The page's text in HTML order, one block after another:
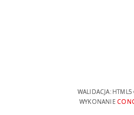
WALIDACJA: HTML5
WYKONANIE